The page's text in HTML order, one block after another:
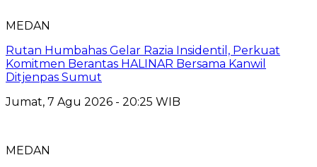
MEDAN
Rutan Humbahas Gelar Razia Insidentil, Perkuat
Komitmen Berantas HALINAR Bersama Kanwil
Ditjenpas Sumut
Jumat, 7 Agu 2026 - 20:25 WIB
MEDAN